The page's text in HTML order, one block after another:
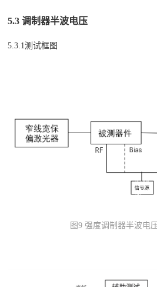
5.3 调制器半波电压
5.3.1测试框图
图9 强度调制器半波电